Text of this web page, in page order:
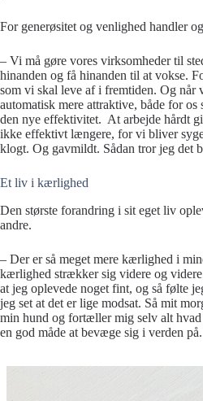
For generøsitet og venlighed handler
– Vi må gøre vores virksomheder til
hinanden og få hinanden til at vokse.
som vi skal leve af i fremtiden. Og når
automatisk mere attraktive, både for
den nye effektivitet. At arbejde hårdt
ikke effektivt længere, for vi bliver
klogt. Og gavmildt. Sådan tror jeg det
Et liv i kærlighed
Den største forandring i sit eget liv
andre.
– Der er så meget mere kærlighed i
kærlighed strækker sig videre og
at jeg oplevede noget fint, og så følte
jeg set at det er lige modsat. Så mit
min hund og fortæller mig selv alt
en god måde at bevæge sig i verden